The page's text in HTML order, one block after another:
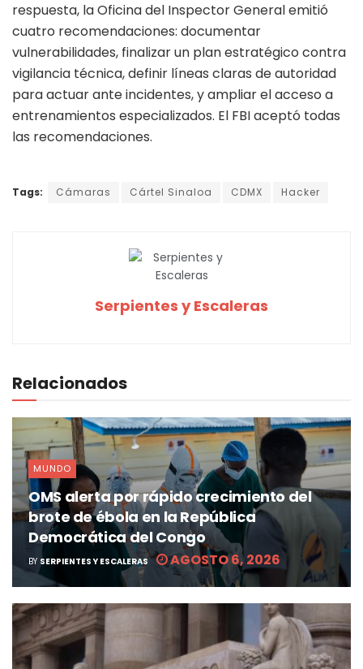
respuesta, la Oficina del Inspector General emitió
cuatro recomendaciones: documentar
vulnerabilidades, finalizar un plan estratégico contra
vigilancia técnica, definir líneas claras de autoridad
para actuar ante incidentes, y ampliar el acceso a
entrenamientos especializados. El FBI aceptó todas
las recomendaciones.
Tags: Cámaras Cártel Sinaloa CDMX Hacker
Serpientes y Escaleras
Relacionados
MUNDO
OMS alerta por rápido crecimiento del
brote de ébola en la República
Democrática del Congo
BY SERPIENTES Y ESCALERAS AGOSTO 6, 2026